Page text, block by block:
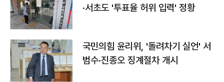
·서초도 '투표율 허위 입력' 정황
국민의힘 윤리위, '돌려차기 실언' 서
범수·진종오 징계절차 개시